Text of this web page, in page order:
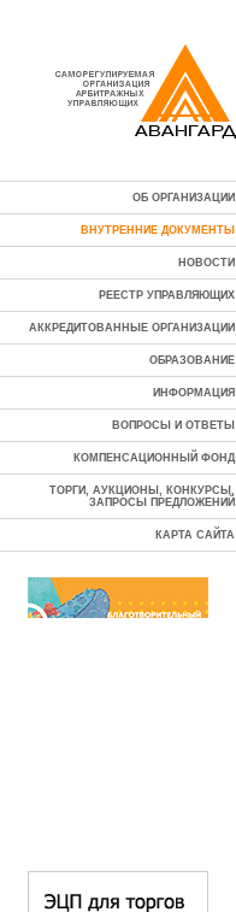
ОБ ОРГАНИЗАЦИИ
ВНУТРЕННИЕ ДОКУМЕНТЫ
НОВОСТИ
РЕЕСТР УПРАВЛЯЮЩИХ
АККРЕДИТОВАННЫЕ ОРГАНИЗАЦИИ
ОБРАЗОВАНИЕ
ИНФОРМАЦИЯ
ВОПРОСЫ И ОТВЕТЫ
КОМПЕНСАЦИОННЫЙ ФОНД
ТОРГИ, АУКЦИОНЫ, КОНКУРСЫ,
ЗАПРОСЫ ПРЕДЛОЖЕНИЙ
КАРТА САЙТА